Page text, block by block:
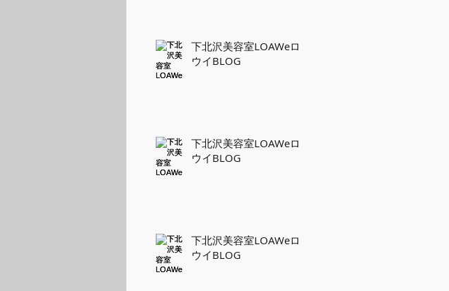
下北沢美容室LOAWeロ
ウイBLOG
下北沢美容室LOAWeロ
ウイBLOG
下北沢美容室LOAWeロ
ウイBLOG